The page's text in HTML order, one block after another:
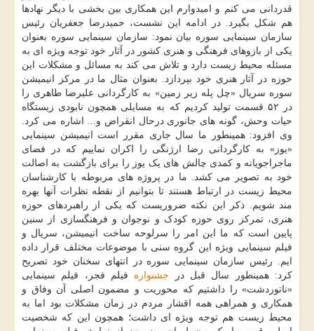
قدردانی می کنم و امیدوارم این همکاری بین بخشی با دیگر نهادها
هم شکل بگیرد. در ادامه این نشست، حمیدرضا جعفریان رئیس
سازمان سینمایی سوره بیان نمود: سازمان سینمایی سوره بعنوان
یکی از بازوهای فرهنگی و هنری کشور در آثار خود توجه ویژه ای به
مسئله محیط زیست دارد و تلاش می کند به مسائل و مشکلات این
حوزه در آثار هنری خود بپردازد. بعنوان مثال ما در مرکز انیمیشن
سوره سریال «چل پله زیر زمین» به کارگردانی علیرضا طاهری را
در ۵۲ قسمت تولید کردیم که به مسایلی همچون نابودی زیستگاه
حیات وحش، گونه های جانوری درحال انقراض و... اشاره می کرد.
وی افزود: همینطور ما سال جاری مقرر است انیمیشن سینمایی
«یوز» به کارگردانی رضا ارژنگی را اکران نماییم که در فضای
ماجراجویانه و کمدی چالش های یک یوز را برای بازگشت به اصالت
خود به تصویر می کشد. ما در پروژه های مربوطه با کارشناسان
محیط زیست در ارتباط هستند تا بتوانیم از نقطه نظرات آنها بهره
مند شویم. ذکر این نکته ضروریست که یکی از راهبردهای حوزه
هنری، تمرکز روی حوزه کودک و نوجوان و فرهنگسازی از سنین
پایین است که ما این امر را سرلوحه ساخت انیمیشن، سریال و
فیلم سینمایی ویژه این گروه سنی با موضوعات مختلف قرار داده
ایم. رئیس سازمان سینمایی سوره در انتهای سخنان خود تصریح
کرد: همینطور سال قبل در جشنواره فیلم فجر، فیلم سینمایی
«ناتوردشت» را داشتیم که محوریت و مضمون اصلی آن وفاق و
همکاری و همراهی همه اقشار مردم در زمان مشکلات بود اما به
محیط زیست هم توجه ویژه ای داشت؛ همچون این که شخصیت